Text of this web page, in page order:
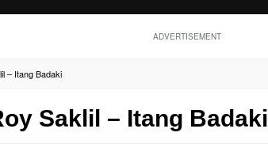
ADVERTISEMENT
– Itang Badaki
Saklil – Itang Badaki